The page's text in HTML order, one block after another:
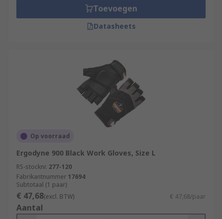
Toevoegen
Datasheets
Op voorraad
Ergodyne 900 Black Work Gloves, Size L
RS-stocknr. 277-120
Fabrikantnummer 17694
Subtotaal (1 paar)
€ 47,68(excl. BTW) € 47,68/paar
Aantal